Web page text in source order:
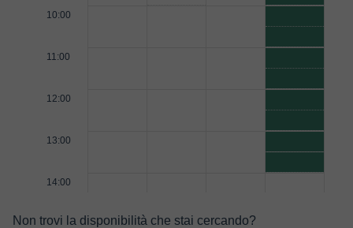
10:00
11:00
12:00
13:00
14:00
Non trovi la disponibilità che stai cercando?